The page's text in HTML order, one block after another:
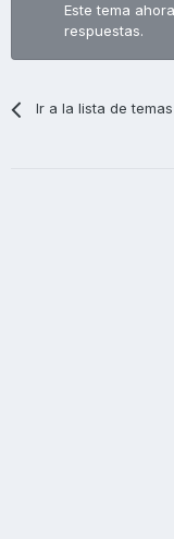
Este tema
respuestas.
Ir a la lista de temas